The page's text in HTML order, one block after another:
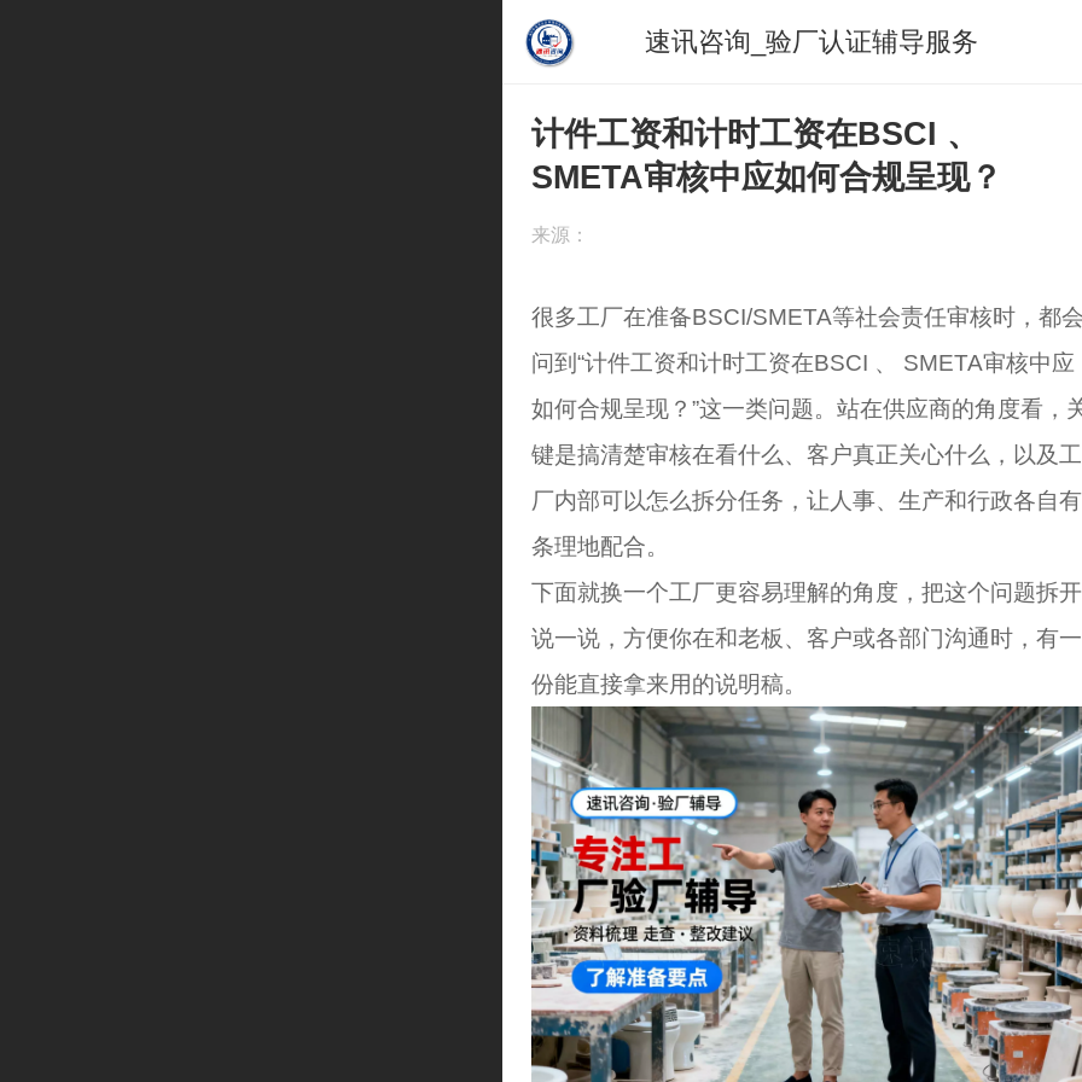
速讯咨询_验厂认证辅导服务
计件工资和计时工资在BSCI 、
SMETA审核中应如何合规呈现？
来源：
很多工厂在准备BSCI/SMETA等社会责任审核时，都
问到“计件工资和计时工资在BSCI 、 SMETA审核中应
如何合规呈现？”这一类问题。站在供应商的角度看，
键是搞清楚审核在看什么、客户真正关心什么，以及工
厂内部可以怎么拆分任务，让人事、生产和行政各自有
条理地配合。
下面就换一个工厂更容易理解的角度，把这个问题拆开
说一说，方便你在和老板、客户或各部门沟通时，有一
份能直接拿来用的说明稿。